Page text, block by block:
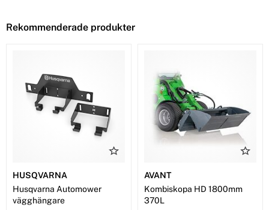
Rekommenderade produkter
HUSQVARNA
Husqvarna Automower
vägghängare
AVANT
Kombiskopa HD 1800mm
370L